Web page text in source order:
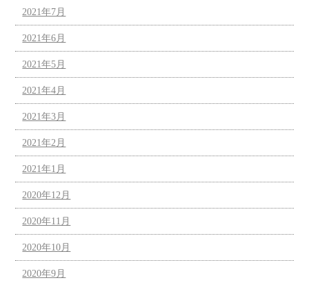
2021年7月
2021年6月
2021年5月
2021年4月
2021年3月
2021年2月
2021年1月
2020年12月
2020年11月
2020年10月
2020年9月